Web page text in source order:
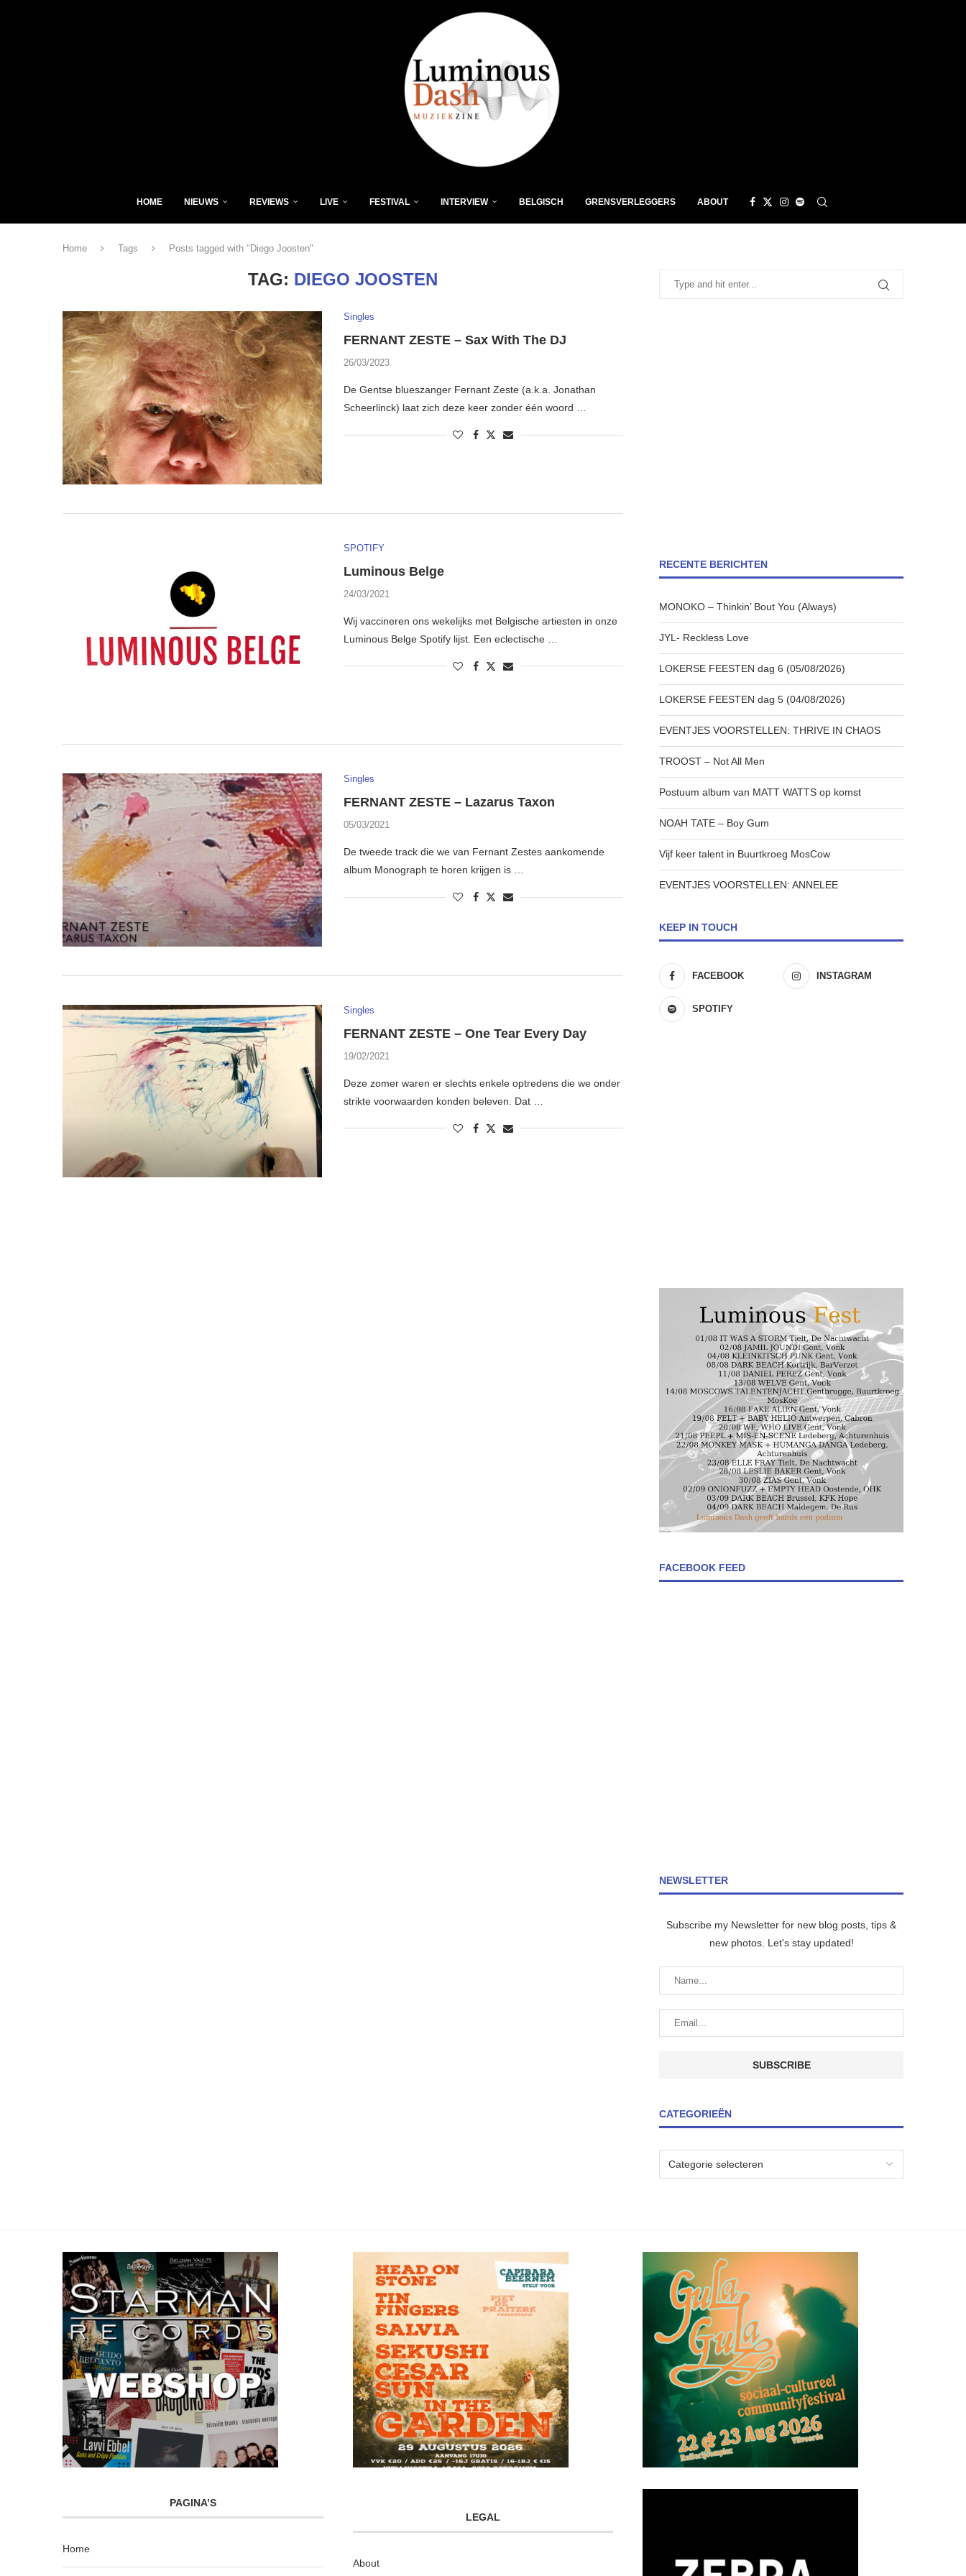
HOME NIEUWS REVIEWS LIVE FESTIVAL INTERVIEW BELGISCH GRENSVERLEGGERS ABOUT
Home Tags Posts tagged with "Diego Joosten"
TAG: DIEGO JOOSTEN
Singles
FERNANT ZESTE – Sax With The DJ
26/03/2023
De Gentse blueszanger Fernant Zeste (a.k.a. Jonathan
Scheerlinck) laat zich deze keer zonder één woord …
SPOTIFY
Luminous Belge
24/03/2021
Wij vaccineren ons wekelijks met Belgische artiesten in onze
Luminous Belge Spotify lijst. Een eclectische …
Singles
FERNANT ZESTE – Lazarus Taxon
05/03/2021
De tweede track die we van Fernant Zestes aankomende
album Monograph te horen krijgen is …
Singles
FERNANT ZESTE – One Tear Every Day
19/02/2021
Deze zomer waren er slechts enkele optredens die we onder
strikte voorwaarden konden beleven. Dat …
RECENTE BERICHTEN
MONOKO – Thinkin’ Bout You (Always)
JYL- Reckless Love
LOKERSE FEESTEN dag 6 (05/08/2026)
LOKERSE FEESTEN dag 5 (04/08/2026)
EVENTJES VOORSTELLEN: THRIVE IN CHAOS
TROOST – Not All Men
Postuum album van MATT WATTS op komst
NOAH TATE – Boy Gum
Vijf keer talent in Buurtkroeg MosCow
EVENTJES VOORSTELLEN: ANNELEE
KEEP IN TOUCH
FACEBOOK INSTAGRAM
SPOTIFY
FACEBOOK FEED
NEWSLETTER
Subscribe my Newsletter for new blog posts, tips &
new photos. Let's stay updated!
CATEGORIEËN
PAGINA’S
Home
LEGAL
About